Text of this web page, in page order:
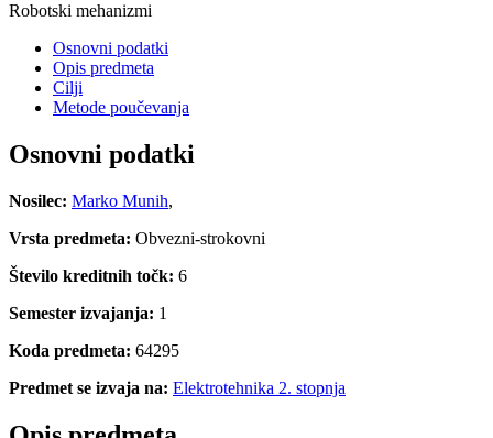
Robotski mehanizmi
Osnovni podatki
Opis predmeta
Cilji
Metode poučevanja
Osnovni podatki
Nosilec: Marko Munih,
Vrsta predmeta: Obvezni-strokovni
Število kreditnih točk: 6
Semester izvajanja: 1
Koda predmeta: 64295
Predmet se izvaja na: Elektrotehnika 2. stopnja